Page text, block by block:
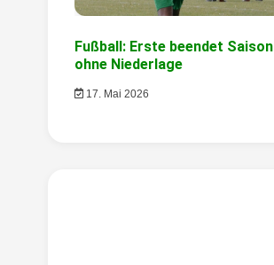
Fußball: Erste beendet Saison
ohne Niederlage
17. Mai 2026